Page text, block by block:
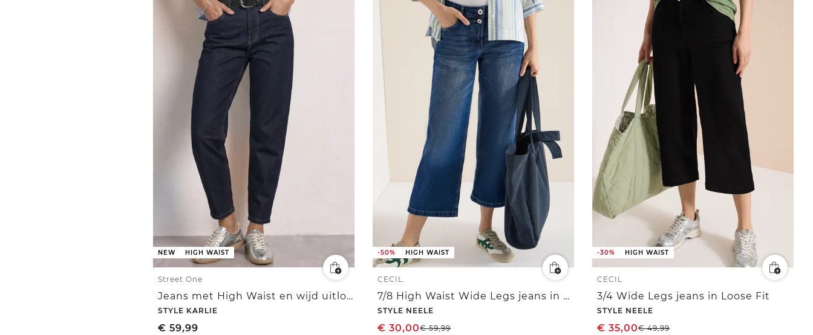
NEW HIGH WAIST
Street One
Jeans met High Waist en wijd uitlopende pijpen in een Loose Fit-pasvorm
STYLE KARLIE
€ 59,99
-50% HIGH WAIST
CECIL
7/8 High Waist Wide Legs jeans in Loose Fit
STYLE NEELE
€ 30,00€59,99
-30% HIGH WAIST
CECIL
3/4 Wide Legs jeans in Loose Fit
STYLE NEELE
€ 35,00€49,99